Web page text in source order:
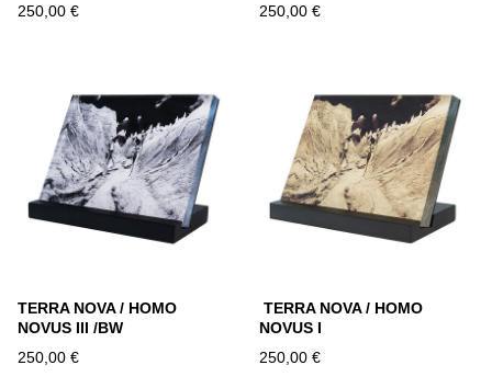
250,00 €
250,00 €
TERRA NOVA / HOMO
NOVUS III /BW
250,00 €
TERRA NOVA / HOMO
NOVUS I
250,00 €